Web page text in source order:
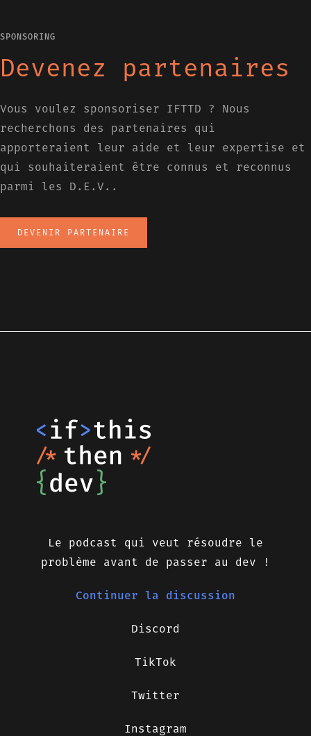
SPONSORING
Devenez partenaires
Vous voulez sponsoriser IFTTD ? Nous
recherchons des partenaires qui
apporteraient leur aide et leur expertise et
qui souhaiteraient être connus et reconnus
parmi les D.E.V..
DEVENIR PARTENAIRE
Le podcast qui veut résoudre le
problème avant de passer au dev !
Continuer la discussion
Discord
TikTok
Twitter
Instagram